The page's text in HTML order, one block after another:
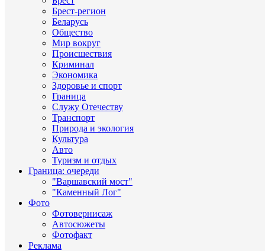
Брест-регион
Беларусь
Общество
Мир вокруг
Происшествия
Криминал
Экономика
Здоровье и спорт
Граница
Служу Отечеству
Транспорт
Природа и экология
Культура
Авто
Туризм и отдых
Граница: очереди
"Варшавский мост"
"Каменный Лог"
Фото
Фотовернисаж
Автосюжеты
Фотофакт
Реклама